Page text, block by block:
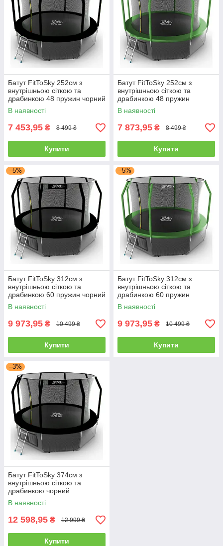
Батут FitToSky 252см з
внутрішньою сіткою та
драбинкою 48 пружин чорний
В наявності
7 453,95 ₴ 8 499 ₴
Купити
Батут FitToSky 252см з
внутрішньою сіткою та
драбинкою 48 пружин
зелений
В наявності
7 873,95 ₴ 8 499 ₴
Купити
–5%
Батут FitToSky 312см з
внутрішньою сіткою та
драбинкою 60 пружин чорний
В наявності
9 973,95 ₴ 10 499 ₴
Купити
–5%
Батут FitToSky 312см з
внутрішньою сіткою та
драбинкою 60 пружин
зелений
В наявності
9 973,95 ₴ 10 499 ₴
Купити
–3%
Батут FitToSky 374см з
внутрішньою сіткою та
драбинкою чорний
В наявності
12 598,95 ₴ 12 999 ₴
Купити